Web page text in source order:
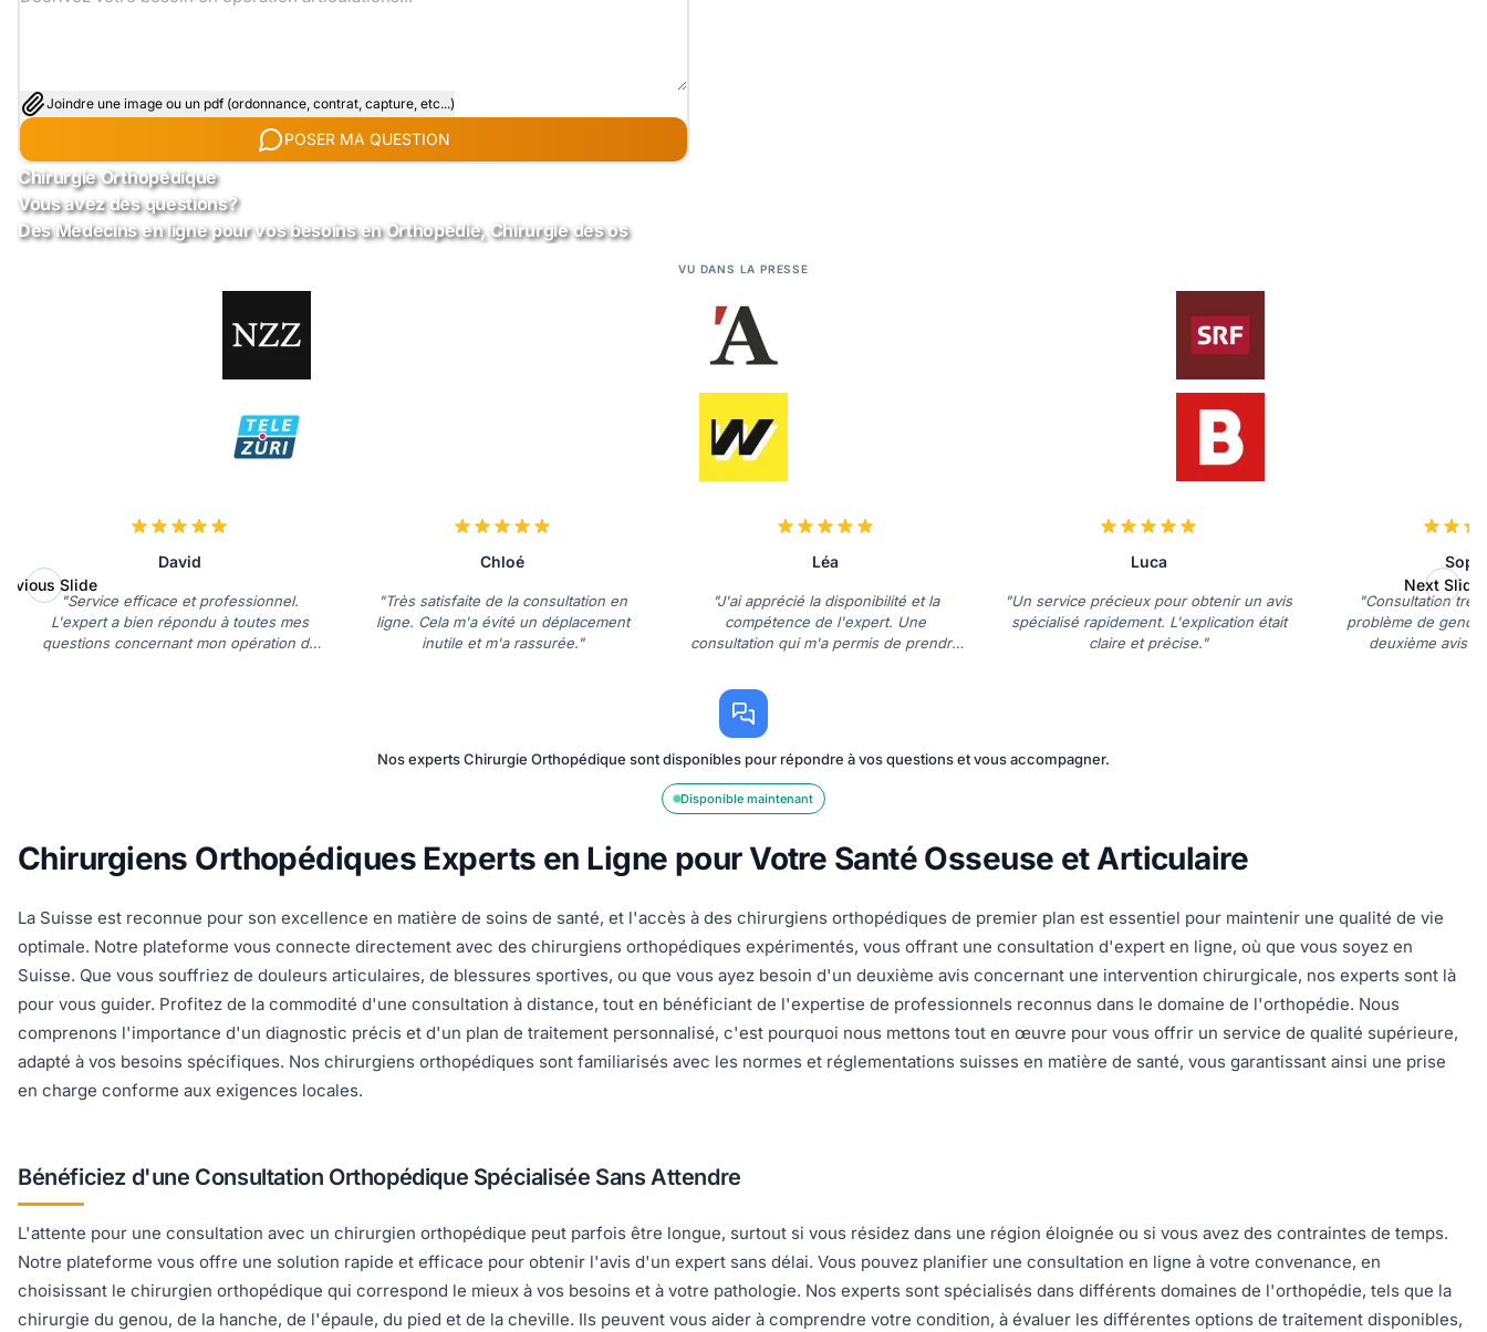
Joindre une image ou un pdf (ordonnance, contrat, capture, etc...)
POSER MA QUESTION
Chirurgie Orthopédique
Vous avez des questions?
Des Medecins en ligne pour vos besoins en Orthopédie, Chirurgie des os
VU DANS LA PRESSE
David
"Service efficace et professionnel.
L'expert a bien répondu à toutes mes
questions concernant mon opération de
Chloé
"Très satisfaite de la consultation en
ligne. Cela m'a évité un déplacement
inutile et m'a rassurée."
Léa
"J'ai apprécié la disponibilité et la
compétence de l'expert. Une
consultation qui m'a permis de prendre
Luca
"Un service précieux pour obtenir un avis
spécialisé rapidement. L'explication était
claire et précise."
"Consultation
problème de
deuxième avis
Slide Next Slide
Nos experts Chirurgie Orthopédique sont disponibles pour répondre à vos questions et vous accompagner.
Disponible maintenant
Chirurgiens Orthopédiques Experts en Ligne pour Votre Santé Osseuse et Articulaire
La Suisse est reconnue pour son excellence en matière de soins de santé, et l'accès à des chirurgiens orthopédiques de premier plan est essentiel pour maintenir une qualité de vie
optimale. Notre plateforme vous connecte directement avec des chirurgiens orthopédiques expérimentés, vous offrant une consultation d'expert en ligne, où que vous soyez en
Suisse. Que vous souffriez de douleurs articulaires, de blessures sportives, ou que vous ayez besoin d'un deuxième avis concernant une intervention chirurgicale, nos experts sont là
pour vous guider. Profitez de la commodité d'une consultation à distance, tout en bénéficiant de l'expertise de professionnels reconnus dans le domaine de l'orthopédie. Nous
comprenons l'importance d'un diagnostic précis et d'un plan de traitement personnalisé, c'est pourquoi nous mettons tout en œuvre pour vous offrir un service de qualité supérieure,
adapté à vos besoins spécifiques. Nos chirurgiens orthopédiques sont familiarisés avec les normes et réglementations suisses en matière de santé, vous garantissant ainsi une prise
en charge conforme aux exigences locales.
Bénéficiez d'une Consultation Orthopédique Spécialisée Sans Attendre
L'attente pour une consultation avec un chirurgien orthopédique peut parfois être longue, surtout si vous résidez dans une région éloignée ou si vous avez des contraintes de temps.
Notre plateforme vous offre une solution rapide et efficace pour obtenir l'avis d'un expert sans délai. Vous pouvez planifier une consultation en ligne à votre convenance, en
choisissant le chirurgien orthopédique qui correspond le mieux à vos besoins et à votre pathologie. Nos experts sont spécialisés dans différents domaines de l'orthopédie, tels que la
chirurgie du genou, de la hanche, de l'épaule, du pied et de la cheville. Ils peuvent vous aider à comprendre votre condition, à évaluer les différentes options de traitement disponibles,